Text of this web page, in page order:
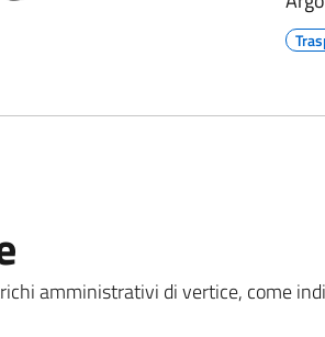
amministrativi di vertice, come